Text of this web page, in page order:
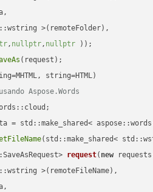
>(remoteFolder),
, nullptr, nullptr ))
(request);
Aspose.Words
= std::make_shared<
(std::make_shared<
request( new
>(remoteFileName),